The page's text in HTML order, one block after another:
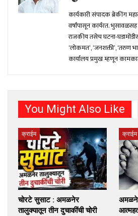
कार्यकारी संपादक ब्रेकींग
वर्षांपासून कार्यरत.
राजकीय तसेच घटना-
‘लोकमत’, ‘जनशक्ती’, ‘तरुण
कार्यालय प्रमुख म्हणून
You Might Also Like
क्राईम
चोरटे सुसाट : अमळनेर
तालुक्यातून तीन दुचाकींची चोरी
क्राईम